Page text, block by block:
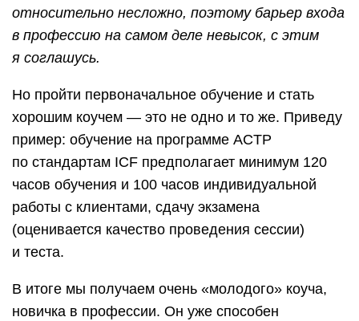
относительно несложно, поэтому барьер входа
в профессию на самом деле невысок, с этим
я соглашусь.
Но пройти первоначальное обучение и стать
хорошим коучем — это не одно и то же. Приведу
пример: обучение на программе ACTP
по стандартам ICF предполагает минимум 120
часов обучения и 100 часов индивидуальной
работы с клиентами, сдачу экзамена
(оценивается качество проведения сессии)
и теста.
В итоге мы получаем очень «молодого» коуча,
новичка в профессии. Он уже способен